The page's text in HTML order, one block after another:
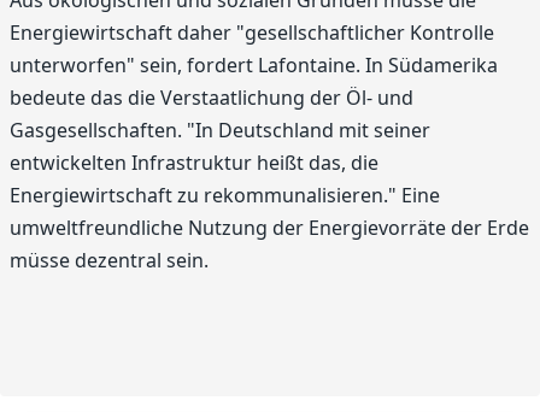
Energiewirtschaft daher "gesellschaftlicher Kontrolle
unterworfen" sein, fordert Lafontaine. In Südamerika
bedeute das die Verstaatlichung der Öl- und
Gasgesellschaften. "In Deutschland mit seiner
entwickelten Infrastruktur heißt das, die
Energiewirtschaft zu rekommunalisieren." Eine
umweltfreundliche Nutzung der Energievorräte der Erde
müsse dezentral sein.